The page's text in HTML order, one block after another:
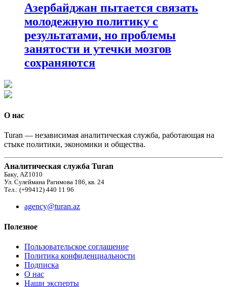
Азербайджан пытается связать
молодежную политику с
результатами, но проблемы
занятости и утечки мозгов
сохраняются
О нас
Turan — независимая аналитическая служба, работающая на
стыке политики, экономики и общества.
Аналитическая служба Turan
Баку, AZ1010
Ул. Сулеймана Рагимова 186, кв. 24
Тел.: (+99412) 440 11 96
agency@turan.az
Полезное
Пользовательское соглашение
Политика конфиденциальности
Подписка
О нас
Наши эксперты